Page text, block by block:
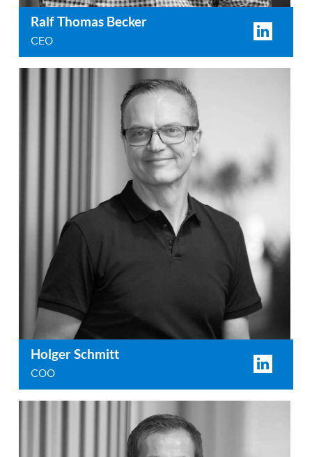
Ralf Thomas Becker
CEO
Holger Schmitt
COO